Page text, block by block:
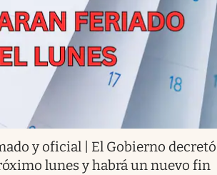
y oficial | El Gobierno decretó
lunes y habrá un nuevo fin